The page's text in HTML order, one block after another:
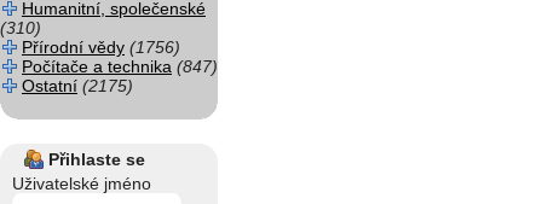
Humanitní, společenské
(310)
Přírodní vědy (1756)
Počítače a technika (847)
Ostatní (2175)
Přihlaste se
Uživatelské jméno